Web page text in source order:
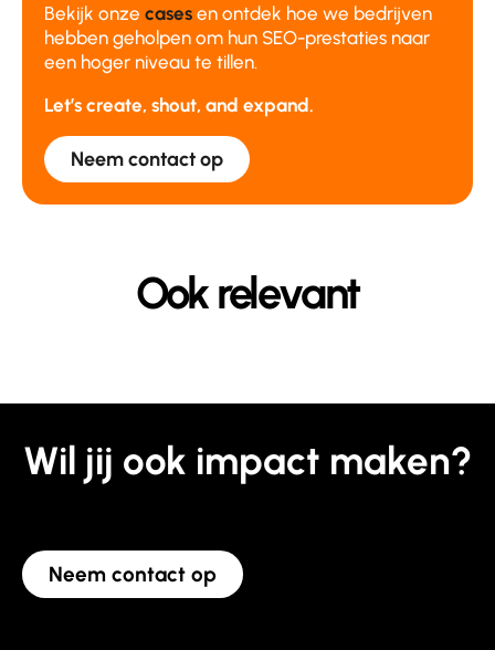
Bekijk onze cases en ontdek hoe we bedrijven
hebben geholpen om hun SEO-prestaties naar
een hoger niveau te tillen.
Let’s create, shout, and expand.
Neem contact op
Ook relevant
Wil jij ook impact maken?
Neem contact op